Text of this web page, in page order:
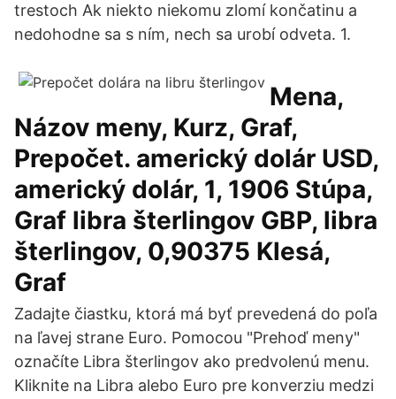
trestoch Ak niekto niekomu zlomí končatinu a
nedohodne sa s ním, nech sa urobí odveta. 1.
Mena,
Názov meny, Kurz, Graf,
Prepočet. americký dolár USD,
americký dolár, 1, 1906 Stúpa,
Graf libra šterlingov GBP, libra
šterlingov, 0,90375 Klesá,
Graf
Zadajte čiastku, ktorá má byť prevedená do poľa
na ľavej strane Euro. Pomocou "Prehoď meny"
označíte Libra šterlingov ako predvolenú menu.
Kliknite na Libra alebo Euro pre konverziu medzi